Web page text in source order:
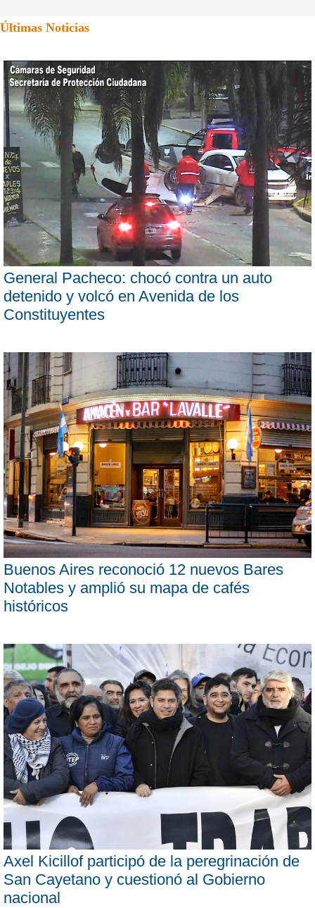
Últimas Noticias
General Pacheco: chocó contra un auto
detenido y volcó en Avenida de los
Constituyentes
Buenos Aires reconoció 12 nuevos Bares
Notables y amplió su mapa de cafés
históricos
Axel Kicillof participó de la peregrinación de
San Cayetano y cuestionó al Gobierno
nacional